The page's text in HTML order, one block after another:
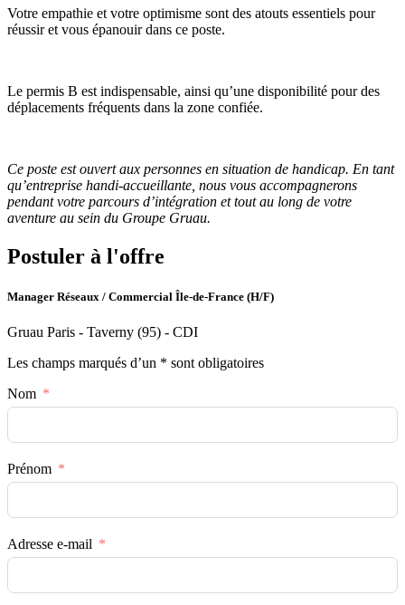
Votre empathie et votre optimisme sont des atouts essentiels pour
réussir et vous épanouir dans ce poste.
Le permis B est indispensable, ainsi qu’une disponibilité pour des
déplacements fréquents dans la zone confiée.
Ce poste est ouvert aux personnes en situation de handicap. En tant
qu’entreprise handi-accueillante, nous vous accompagnerons
pendant votre parcours d’intégration et tout au long de votre
aventure au sein du Groupe Gruau.
Postuler à l'offre
Manager Réseaux / Commercial Île-de-France (H/F)
Gruau Paris - Taverny (95) - CDI
Les champs marqués d’un * sont obligatoires
Nom
Prénom
Adresse e-mail